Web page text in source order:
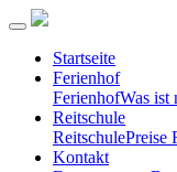
Startseite
Ferienhof
FerienhofWas ist
Reitschule
ReitschulePreise
Kontakt